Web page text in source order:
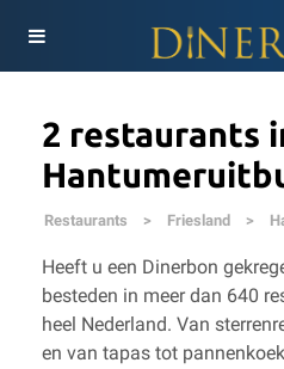
2 restaurants
Restaurants > Friesland >
Heeft u een Dinerbon
besteden in meer dan 640
heel Nederland. Van
en van tapas tot